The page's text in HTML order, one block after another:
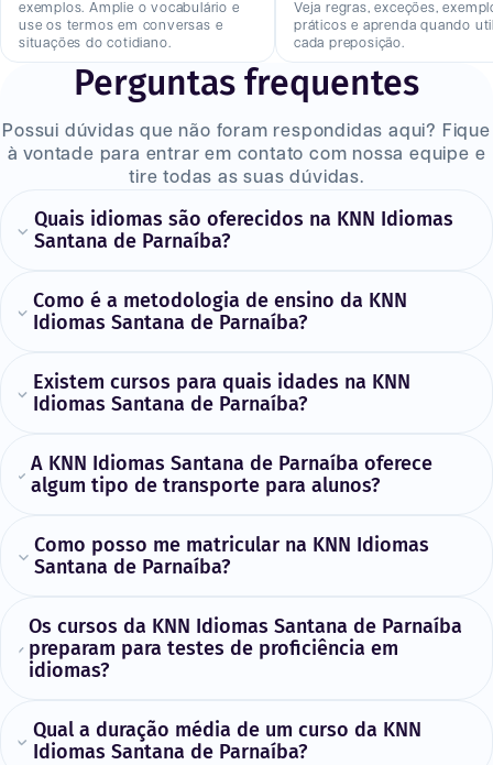
exemplos. Amplie o vocabulário e
use os termos em conversas e
situações do cotidiano.
Veja regras, exceções,
práticos e aprenda quando
cada preposição.
Perguntas frequentes
Possui dúvidas que não foram respondidas aqui? Fique
à vontade para entrar em contato com nossa equipe e
tire todas as suas dúvidas.
Quais idiomas são oferecidos na KNN Idiomas
Santana de Parnaíba?
Como é a metodologia de ensino da KNN
Idiomas Santana de Parnaíba?
Existem cursos para quais idades na KNN
Idiomas Santana de Parnaíba?
A KNN Idiomas Santana de Parnaíba oferece
algum tipo de transporte para alunos?
Como posso me matricular na KNN Idiomas
Santana de Parnaíba?
Os cursos da KNN Idiomas Santana de Parnaíba
preparam para testes de proficiência em
idiomas?
Qual a duração média de um curso da KNN
Idiomas Santana de Parnaíba?